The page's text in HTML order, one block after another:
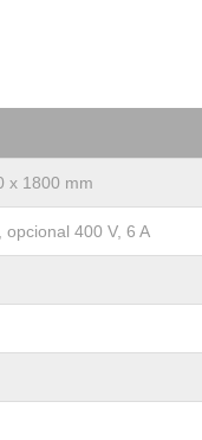
x 1800 mm
opcional 400 V, 6 A